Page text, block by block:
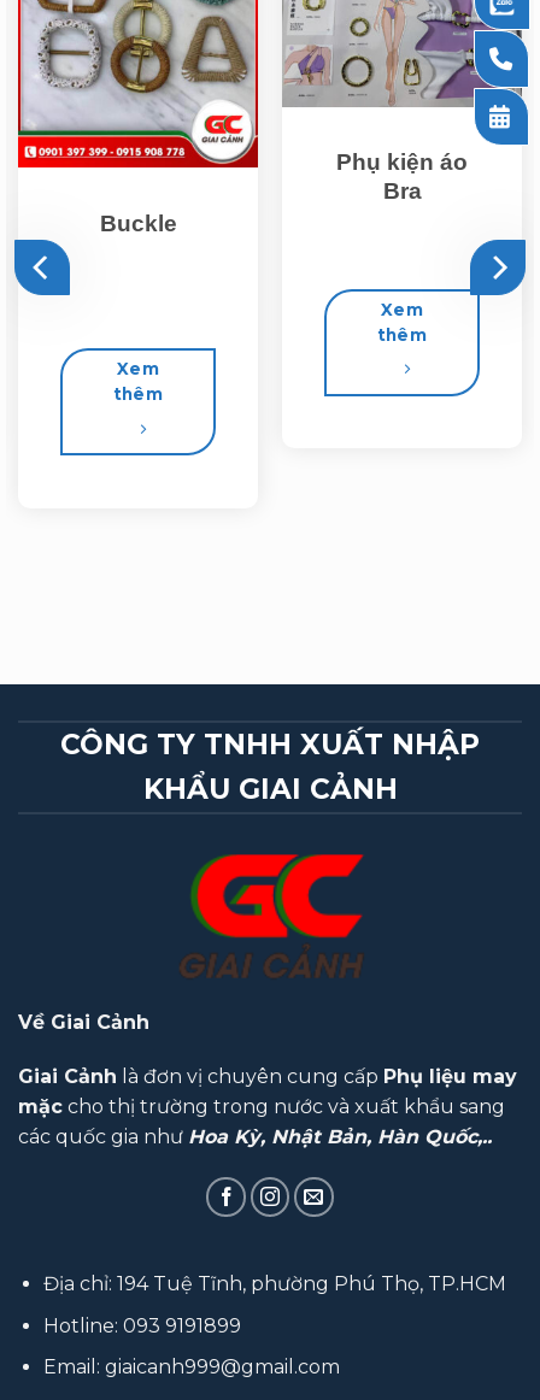
Buckle
Xem
thêm
Phụ kiện áo
Bra
Xem
thêm
CÔNG TY TNHH XUẤT NHẬP
KHẨU GIAI CẢNH
Về Giai Cảnh
Giai Cảnh là đơn vị chuyên cung cấp Phụ liệu may
mặc cho thị trường trong nước và xuất khẩu sang
các quốc gia như Hoa Kỳ, Nhật Bản, Hàn Quốc,..
Địa chỉ: 194 Tuệ Tĩnh, phường Phú Thọ, TP.HCM
Hotline: 093 9191899
Email: giaicanh999@gmail.com